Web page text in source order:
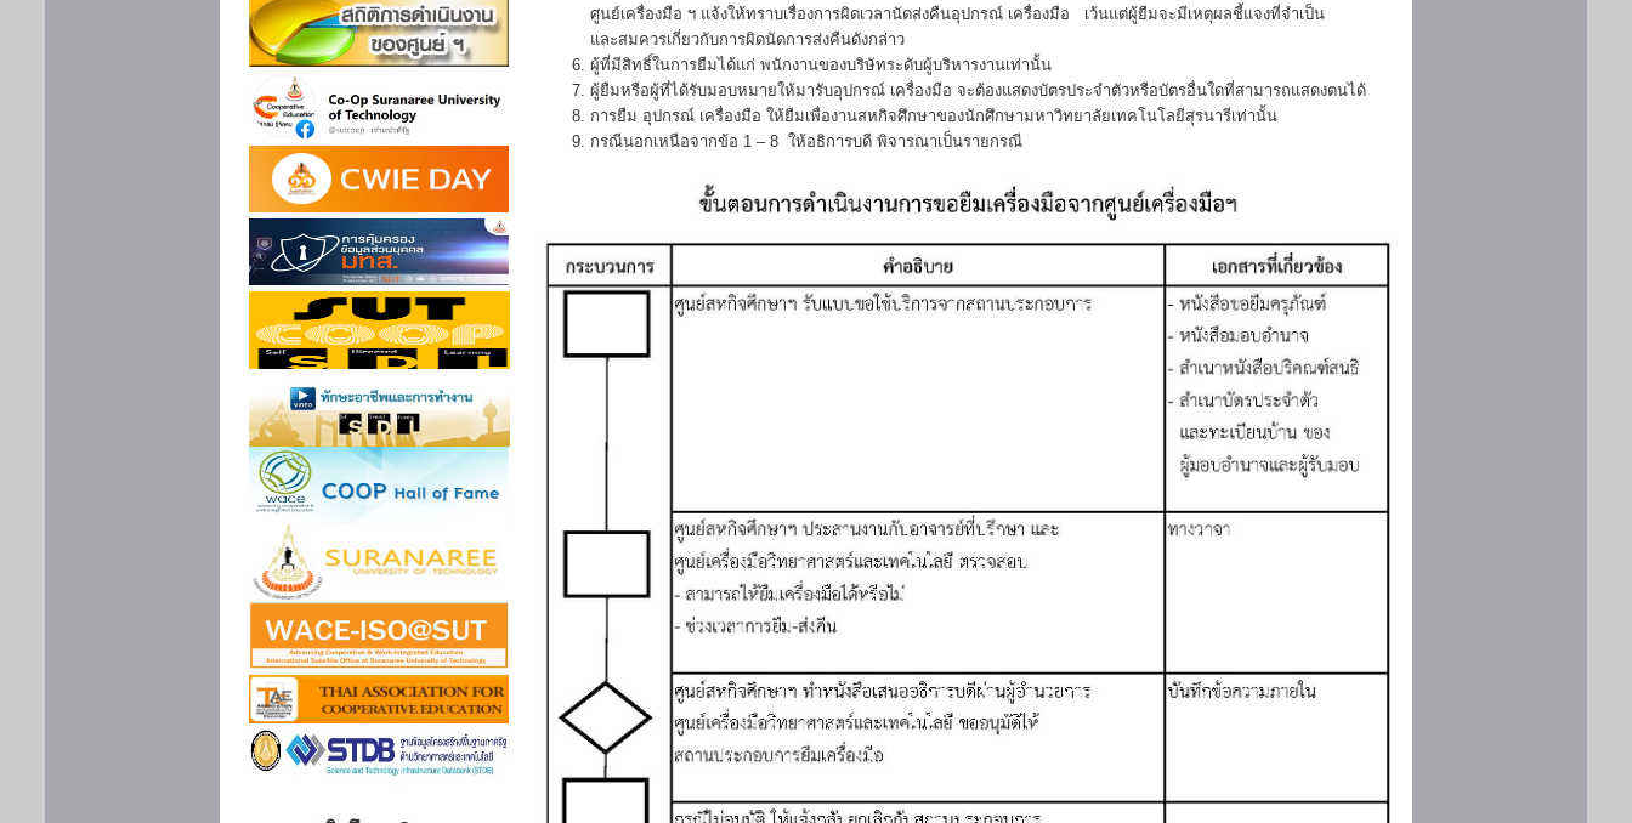
ศูนย์เครื่องมือ ฯ แจ้งให้ทราบเรื่องการผิดเวลานัดส่งคืนอุปกรณ์ เครื่องมือ เว้นแต่ผู้ยืมจะมีเหตุผลชี้แจงที่จำเป็น
และสมควรเกี่ยวกับการผิดนัดการส่งคืนดังกล่าว
ผู้ที่มีสิทธิ์ในการยืมได้แก่ พนักงานของบริษัทระดับผู้บริหารงานเท่านั้น
ผู้ยืมหรือผู้ที่ได้รับมอบหมายให้มารับอุปกรณ์ เครื่องมือ จะต้องแสดงบัตรประจำตัวหรือบัตรอื่นใดที่สามารถแสดงตนได้
การยืม อุปกรณ์ เครื่องมือ ให้ยืมเพื่องานสหกิจศึกษาของนักศึกษามหาวิทยาลัยเทคโนโลยีสุรนารีเท่านั้น
กรณีนอกเหนือจากข้อ 1 – 8 ให้อธิการบดี พิจารณาเป็นรายกรณี